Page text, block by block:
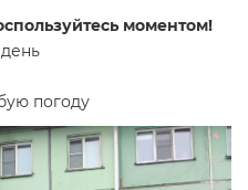
моментом!
погоду